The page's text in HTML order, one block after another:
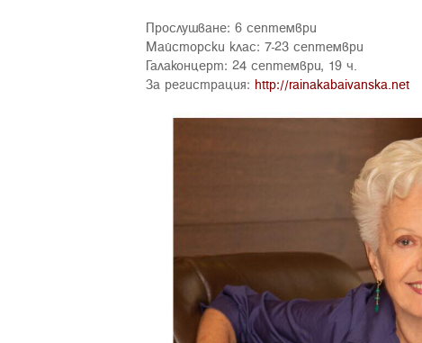
Прослушване: 6 септември
Майсторски клас: 7-23 септември
Галаконцерт: 24 септември, 19 ч.
За регистрация: http://rainakabaivanska.net